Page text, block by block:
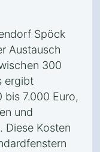
Spöck
Austausch
300
ergibt
bis 7.000 Euro,
und
Diese Kosten